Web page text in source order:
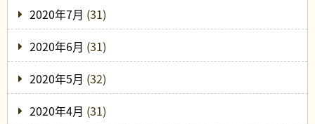
2020年7月 (31)
2020年6月 (31)
2020年5月 (32)
2020年4月 (31)